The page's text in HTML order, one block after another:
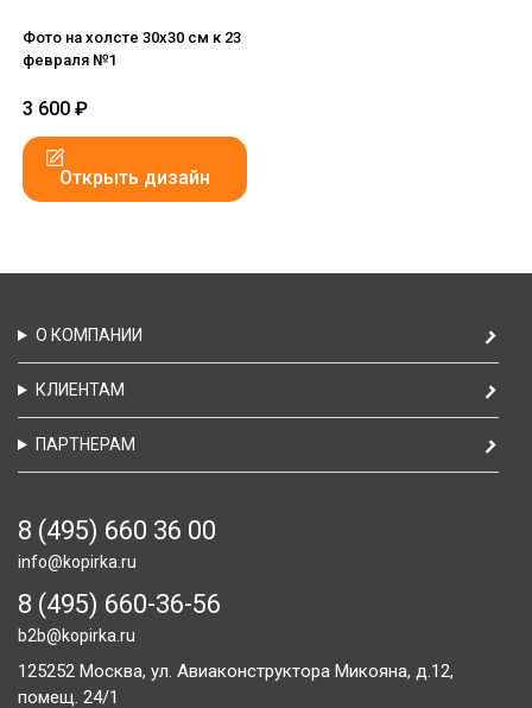
Фото на холсте 30х30 см к 23
февраля №1
3 600 ₽
Открыть дизайн
О КОМПАНИИ
КЛИЕНТАМ
ПАРТНЕРАМ
8 (495) 660 36 00
info@kopirka.ru
8 (495) 660-36-56
b2b@kopirka.ru
125252 Москва, ул. Авиаконструктора Микояна, д.12,
помещ. 24/1